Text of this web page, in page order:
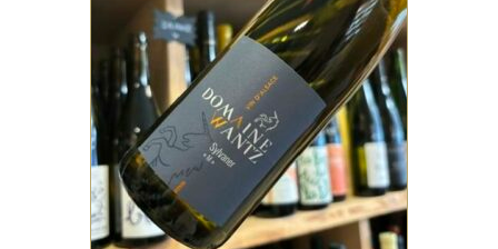
Le Sylvaner est le cépage
typique de ce village, sur ce
terroir, il donne des vins fins,
rafraichissants, où la
minéralité s’exprime dès les
premières cuvées.
AJOUTER AU PANIER